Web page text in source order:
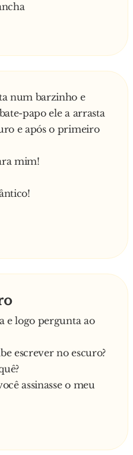
num barzinho e
papo ele a arrasta
e após o primeiro
mim!
e logo pergunta ao
escrever no escuro?
assinasse o meu